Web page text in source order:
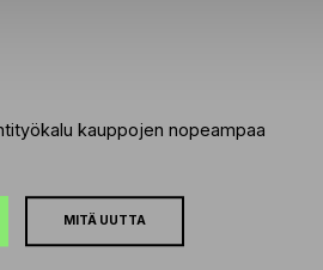
kauppojen nopeampaa
MITÄ UUTTA